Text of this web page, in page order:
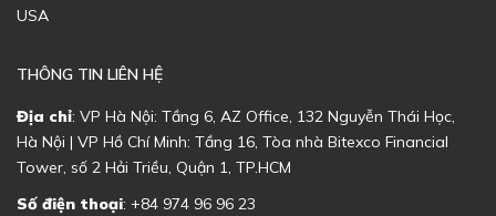
USA
THÔNG TIN LIÊN HỆ
Địa chỉ: VP Hà Nội: Tầng 6, AZ Office, 132 Nguyễn Thái Học,
Hà Nội | VP Hồ Chí Minh: Tầng 16, Tòa nhà Bitexco Financial
Tower, số 2 Hải Triều, Quận 1, TP.HCM
Số điện thoại: +84 974 96 96 23